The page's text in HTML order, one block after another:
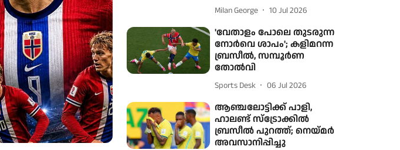
Milan George 10 Jul 2026
'വേതാളം പോലെ തുടരുന്ന
നോര്‍വെ ശാപം'; കളിമറന്ന
ബ്രസീല്‍, സമ്പൂര്‍ണ
തോല്‍വി
Sports Desk 06 Jul 2026
ആഞ്ചലോട്ടിക്ക് പാളി,
ഹാലണ്ട് സ്‌ട്രോക്കിൽ
ബ്രസീൽ പുറത്ത്; നെയ്മർ
അവസാനിപ്പിച്ചു